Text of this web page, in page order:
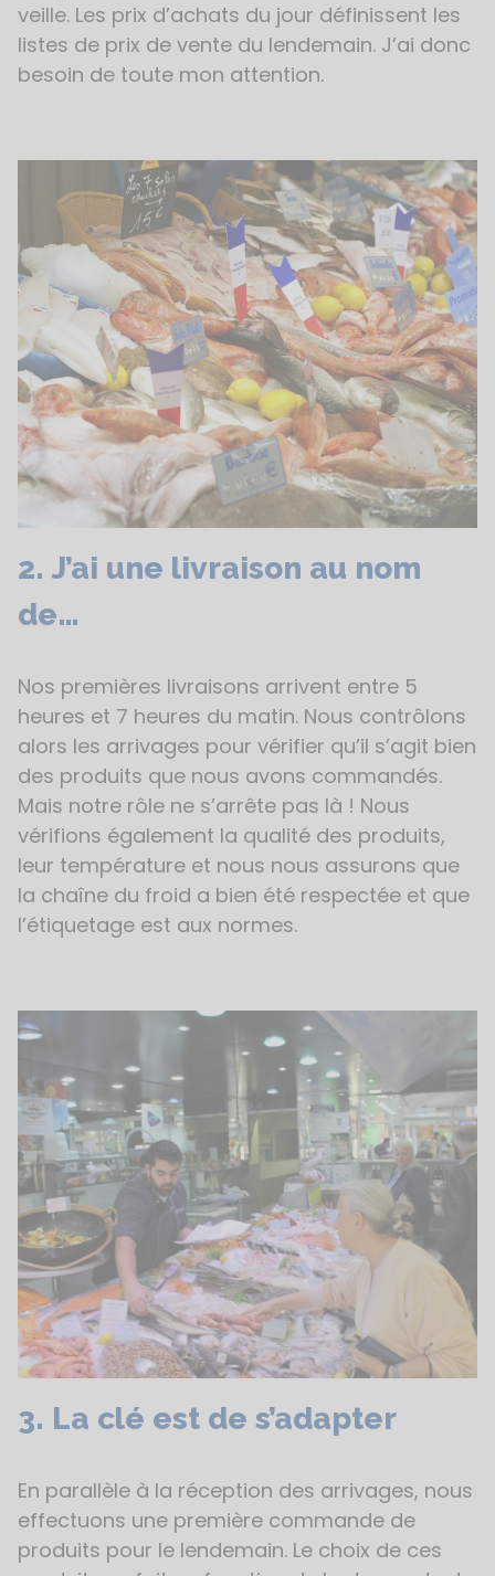
veille. Les prix d’achats du jour définissent les
listes de prix de vente du lendemain. J’ai donc
besoin de toute mon attention.
2. J’ai une livraison au nom
de…
Nos premières livraisons arrivent entre 5
heures et 7 heures du matin. Nous contrôlons
alors les arrivages pour vérifier qu’il s’agit bien
des produits que nous avons commandés.
Mais notre rôle ne s’arrête pas là ! Nous
vérifions également la qualité des produits,
leur température et nous nous assurons que
la chaîne du froid a bien été respectée et que
l’étiquetage est aux normes.
3. La clé est de s’adapter
En parallèle à la réception des arrivages, nous
effectuons une première commande de
produits pour le lendemain. Le choix de ces